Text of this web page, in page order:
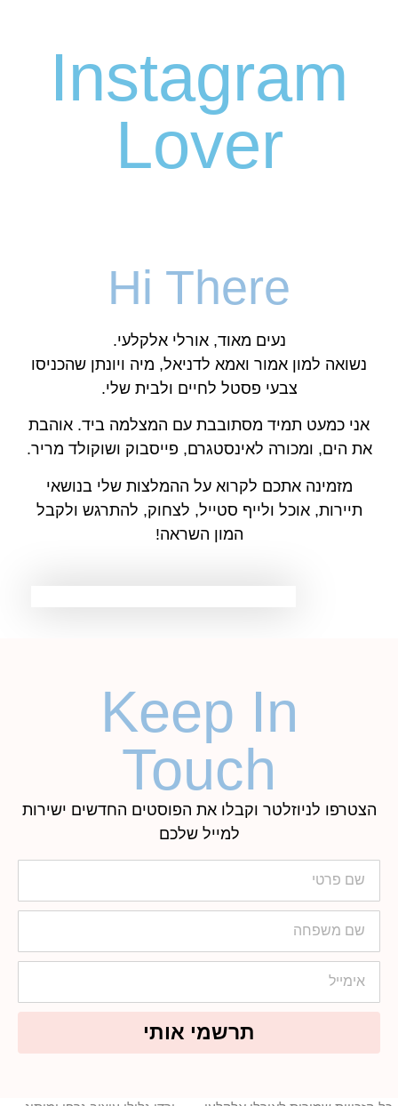
Instagram
Lover
Hi There
נעים מאוד, אורלי אלקלעי.
נשואה למון אמור ואמא לדניאל, מיה ויונתן שהכניסו
צבעי פסטל לחיים ולבית שלי.
אני כמעט תמיד מסתובבת עם המצלמה ביד. אוהבת
את הים, ומכורה לאינסטגרם, פייסבוק ושוקולד מריר.
מזמינה אתכם לקרוא על ההמלצות שלי בנושאי
תיירות, אוכל ולייף סטייל, לצחוק, להתרגש ולקבל
המון השראה!
Keep In
Touch
הצטרפו לניוזלטר וקבלו את הפוסטים החדשים ישירות
למייל שלכם
תרשמי אותי